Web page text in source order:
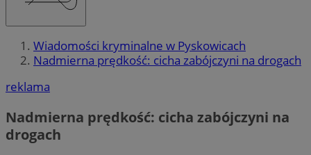
Wiadomości kryminalne w Pyskowicach
Nadmierna prędkość: cicha zabójczyni na drogach
reklama
Nadmierna prędkość: cicha zabójczyni na
drogach